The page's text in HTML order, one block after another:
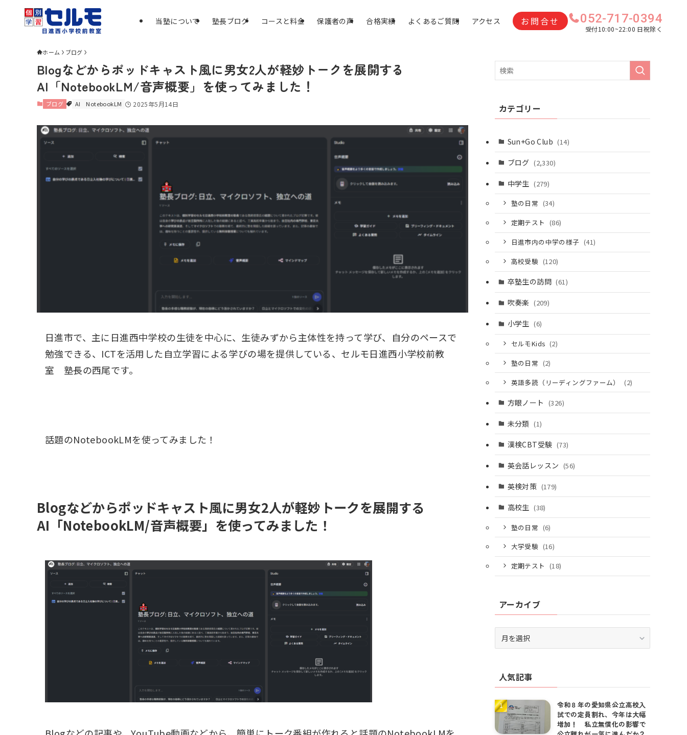
当塾について 塾長ブログ コースと料金 保護者の声 合格実績 よくあるご質問 アクセス お問合せ 052-717-0394
受付10:00~22:00 日祝除く
ホーム ブログ
Blogなどからポッドキャスト風に男女2人が軽妙トークを展開する
AI「NotebookLM/音声概要」を使ってみました！
ブログ AI NotebookLM 2025年5月14日
日進市で、主に日進西中学校の生徒を中心に、生徒みずから主体性を持って学び、自分のペースで
勉強できる、ICTを活用した自立学習による学びの場を提供している、セルモ日進西小学校前教
室 塾長の西尾です。
話題のNotebookLMを使ってみました！
Blogなどからポッドキャスト風に男女2人が軽妙トークを展開する
AI「NotebookLM/音声概要」を使ってみました！
カテゴリー
Sun+Go Club (14)
ブログ (2,330)
中学生 (279)
塾の日常 (34)
定期テスト (86)
日進市内の中学の様子 (41)
高校受験 (120)
卒塾生の訪問 (61)
吹奏楽 (209)
小学生 (6)
セルモKids (2)
塾の日常 (2)
英語多読（リーディングファーム）
(2)
方眼ノート (326)
未分類 (1)
漢検CBT受験 (73)
英会話レッスン (56)
英検対策 (179)
高校生 (38)
塾の日常 (6)
大学受験 (16)
定期テスト (18)
アーカイブ
ー
ブ人気記事
令和８年の愛知県公立高校入
試での定員割れ、今年は大幅
増加！ 私立無償化の影響で